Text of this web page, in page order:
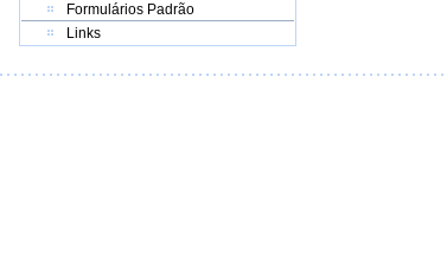
Formulários Padrão
Links